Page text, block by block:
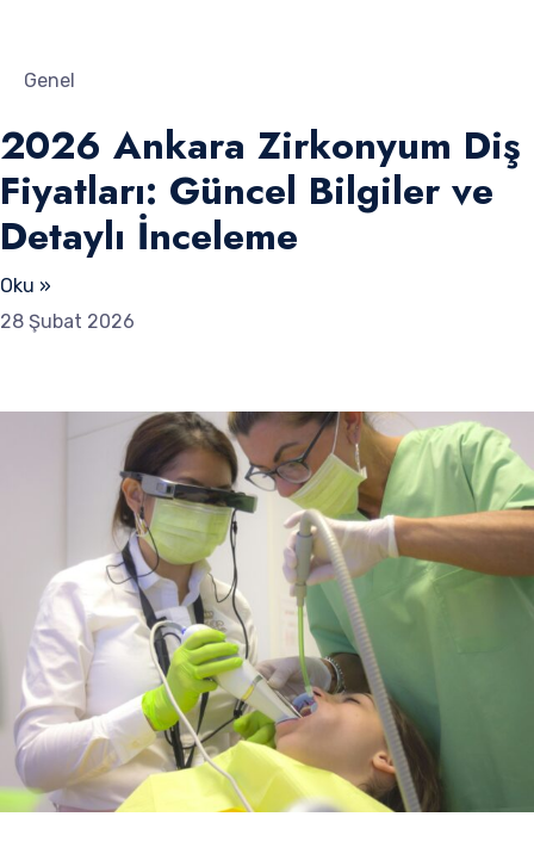
Genel
2026 Ankara Zirkonyum Diş
Fiyatları: Güncel Bilgiler ve
Detaylı İnceleme
Oku »
28 Şubat 2026